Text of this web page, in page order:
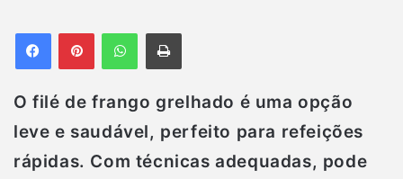
FacebookPinterestWhatsAppImprimir
O filé de frango grelhado é uma opção
leve e saudável, perfeito para refeições
rápidas. Com técnicas adequadas, pode